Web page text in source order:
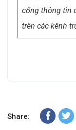
cổng thông tin
trên các kênh
Share: